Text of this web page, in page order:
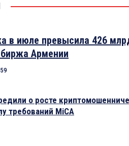
в июле превысила 426
Армении
о росте
требований MiCA